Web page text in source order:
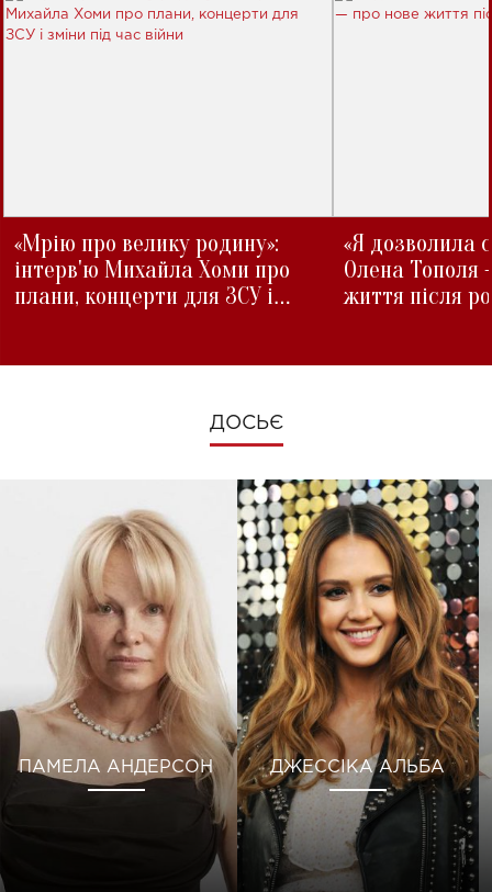
«Мрію про велику родину»:
інтерв'ю Михайла Хоми про
плани, концерти для ЗСУ і
«Я дозволила
Олена Тополя
життя після
ДОСЬЄ
ПАМЕЛА АНДЕРСОН ДЖЕССІКА АЛЬБА